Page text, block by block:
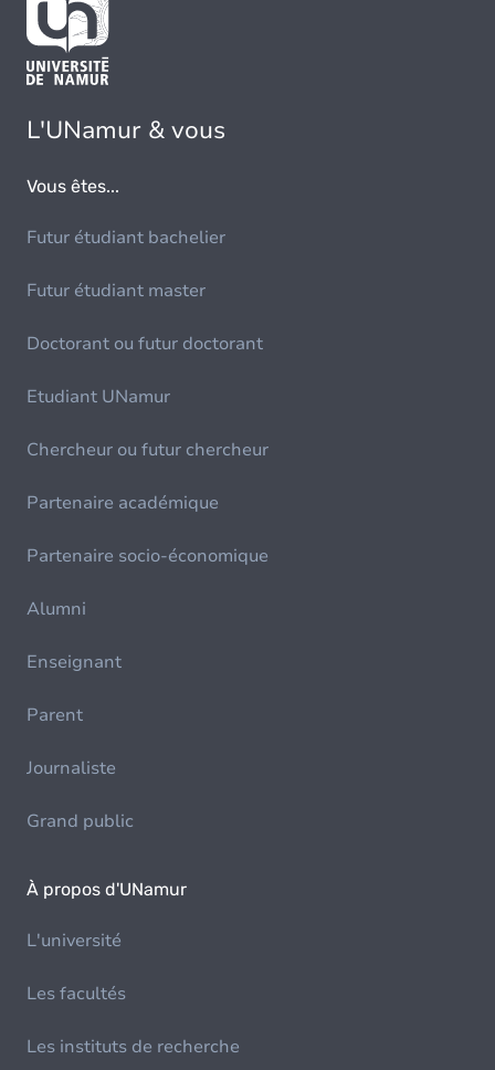
L'UNamur & vous
Vous êtes...
Futur étudiant bachelier
Futur étudiant master
Doctorant ou futur doctorant
Etudiant UNamur
Chercheur ou futur chercheur
Partenaire académique
Partenaire socio-économique
Alumni
Enseignant
Parent
Journaliste
Grand public
À propos d'UNamur
L'université
Les facultés
Les instituts de recherche